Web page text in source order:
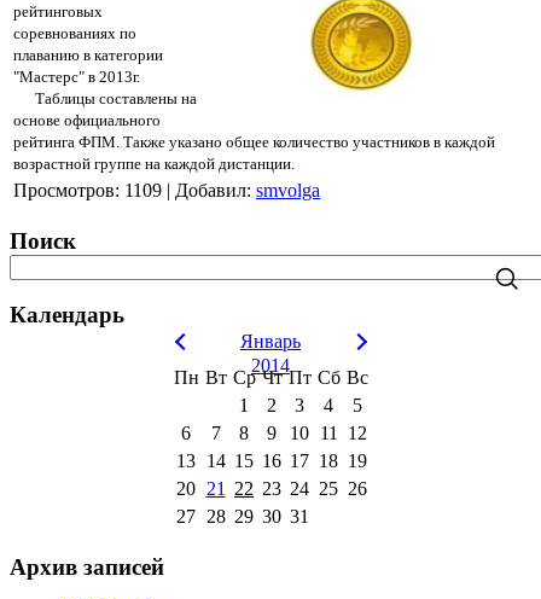
рейтинговых
соревнованиях по
плаванию в категории
"Мастерс" в 2013г.
Таблицы составлены на
основе официального
рейтинга ФПМ. Также указано общее количество участников в каждой
возрастной группе на каждой дистанции.
Просмотров: 1109 | Добавил: smvolga
Поиск
Календарь
Январь
2014
Пн Вт Ср Чт Пт Сб Вс
1
2 3 4
5
6
7 8 9 10 11 12
13 14 15 16 17 18 19
20 21 22 23 24 25 26
27 28 29 30 31
Архив записей